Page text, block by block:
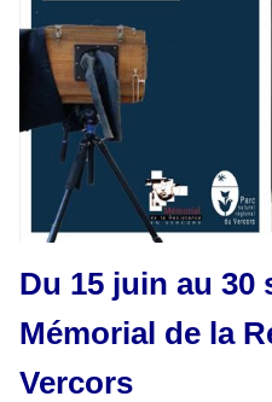
Du 15 juin au 30
Mémorial de la
Vercors